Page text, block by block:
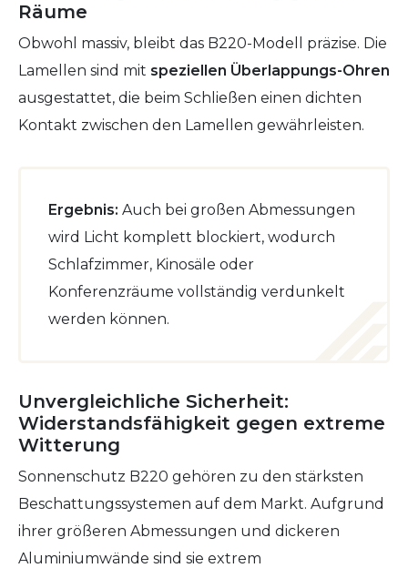
Räume
Obwohl massiv, bleibt das B220-Modell präzise. Die
Lamellen sind mit speziellen Überlappungs-Ohren
ausgestattet, die beim Schließen einen dichten
Kontakt zwischen den Lamellen gewährleisten.
Ergebnis: Auch bei großen Abmessungen
wird Licht komplett blockiert, wodurch
Schlafzimmer, Kinosäle oder
Konferenzräume vollständig verdunkelt
werden können.
Unvergleichliche Sicherheit:
Widerstandsfähigkeit gegen extreme
Witterung
Sonnenschutz B220 gehören zu den stärksten
Beschattungssystemen auf dem Markt. Aufgrund
ihrer größeren Abmessungen und dickeren
Aluminiumwände sind sie extrem